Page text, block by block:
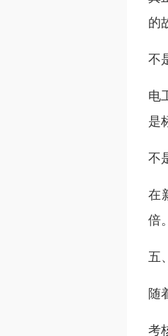
的
不
电
是
不
在
倍
五
随
考